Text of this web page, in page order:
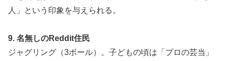
人」という印象を与えられる。
9. 名無しのReddit住民
ジャグリング（3ボール）。子どもの頃は「プロの芸当」